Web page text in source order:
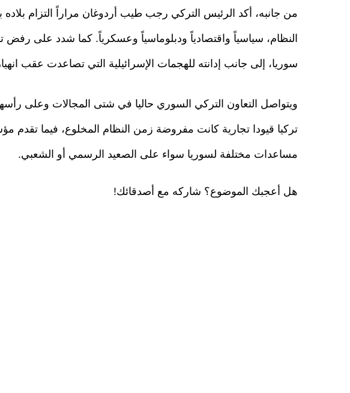
من جانبه، أكد الرئيس التركي رجب طيب أردوغان مراراً التزام
النظام، سياسياً واقتصادياً ودبلوماسياً وعسكرياً. كما شدد على رفض
سوريا، إلى جانب إدانته للهجمات الإسرائيلية التي تصاعدت عقب
ويتواصل التعاون التركي السوري حاليا في شتى المجالات وعلى
تركيا قيودا تجارية كانت مفروضة زمن النظام المخلوع، فيما تقدم
مساعدات مختلفة لسوريا سواء على الصعيد الرسمي أو الشعبي.
هل أعجبك الموضوع؟ شاركه مع أصدقائك!